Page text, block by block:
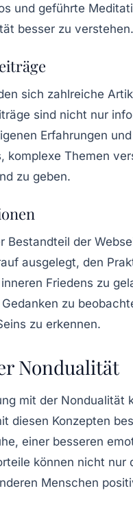
und geführte
besser zu verstehen.
sich zahlreiche
sind nicht nur
Erfahrungen
komplexe Themen
zu geben.
Bestandteil der
ausgelegt, den
Friedens zu
zu
zu erkennen.
Nondualität
mit der Nondualität
diesen Konzepten
einer besseren
können nicht
Menschen